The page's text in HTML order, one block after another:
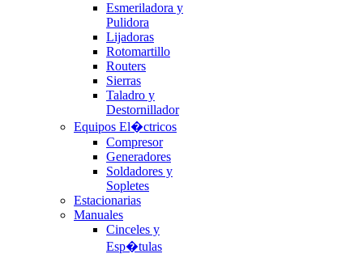
Esmeriladora y
Pulidora
Lijadoras
Rotomartillo
Routers
Sierras
Taladro y
Destornillador
Equipos El�ctricos
Compresor
Generadores
Soldadores y
Sopletes
Estacionarias
Manuales
Cinceles y
Esp�tulas